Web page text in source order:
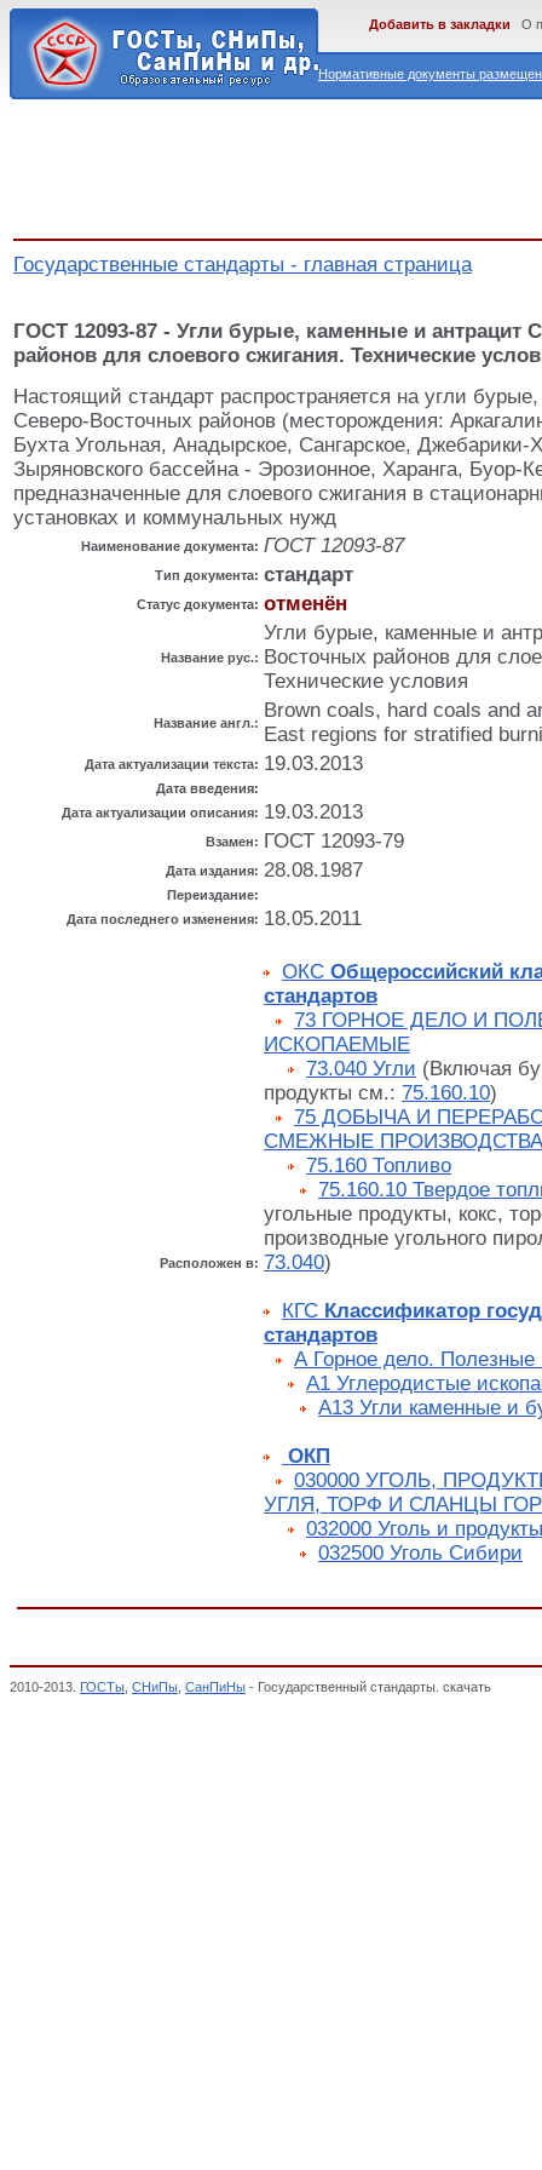
Нормативные документы
Добавить в закладки О
Государственные стандарты - главная страница
ГОСТ 12093-87 - Угли бурые, каменные и антрацит
районов для слоевого сжигания. Технические
Настоящий стандарт распространяется на угли
Северо-Восточных районов (месторождения:
Бухта Угольная, Анадырское, Сангарское, Джебарики-
Зыряновского бассейна - Эрозионное, Харанга, Буор-
предназначенные для слоевого сжигания в
установках и коммунальных нужд
Наименование документа: ГОСТ 12093-87
Тип документа: стандарт
Статус документа: отменён
Название рус.:
Угли бурые, каменные и
Восточных районов для
Технические условия
Название англ.:
Brown coals, hard coals and
East regions for stratified
Дата актуализации текста: 19.03.2013
Дата введения:
Дата актуализации описания: 19.03.2013
Взамен: ГОСТ 12093-79
Дата издания: 28.08.1987
Переиздание:
Дата последнего изменения: 18.05.2011
Расположен в:
ОКС Общероссийский
стандартов
73 ГОРНОЕ ДЕЛО И
ИСКОПАЕМЫЕ
73.040 Угли (Включая
продукты см.: 75.160.10)
75 ДОБЫЧА И
СМЕЖНЫЕ ПРОИЗВОДСТВА
75.160 Топливо
75.160.10 Твердое
угольные продукты, кокс,
производные угольного
73.040)
КГС Классификатор
стандартов
А Горное дело. Полезные
А1 Углеродистые
А13 Угли каменные и
ОКП
030000 УГОЛЬ,
УГЛЯ, ТОРФ И СЛАНЦЫ
032000 Уголь и
032500 Уголь Сибири
2010-2013. ГОСТы СНиПы СанПиНы - Государственный стандарты. скачать